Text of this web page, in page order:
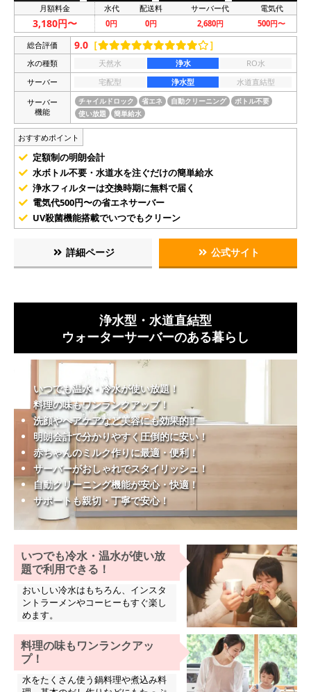
月額料金 水代 配送料 サーバー代 電気代
3,180円〜 0円 0円 2,680円 500円〜
総合評価 9.0 ［ ］
水の種類 天然水 浄水
RO水
サーバー
宅配型 浄水型
水道直結型
サーバー
機能
チャイルドロック 省エネ 自動クリーニング
ボトル不要
使い放題
簡単給水
おすすめポイント
定額制の明朗会計
水ボトル不要・水道水を注ぐだけの簡単給水
浄水フィルターは交換時期に無料で届く
電気代500円〜の省エネサーバー
UV殺菌機能搭載でいつでもクリーン
詳細ページ 公式サイト
浄水型・水道直結型
ウォーターサーバーのある暮らし
いつでも温水・冷水が使い放題！
料理の味もワンランクアップ！
洗顔やヘアケアなど美容にも効果的！
明朗会計で分かりやすく圧倒的に安い！
赤ちゃんのミルク作りに最適・便利！
サーバーがおしゃれでスタイリッシュ！
自動クリーニング機能が安心・快適！
サポートも親切・丁寧で安心！
いつでも冷水・温水が使い放
題で利用できる！
おいしい冷水はもちろん、インスタ
ントラーメンやコーヒーもすぐ楽し
めます。
料理の味もワンランクアッ
プ！
水をたくさん使う鍋料理や煮込み料